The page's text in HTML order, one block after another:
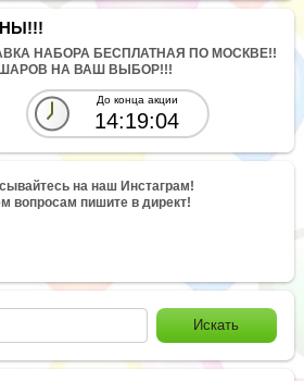
НАБОРА БЕСПЛАТНАЯ ПО МОСКВЕ!!
НА ВАШ ВЫБОР!!!
До конца акции
14:19:04
на наш Инстаграм!
вопросам пишите в директ!